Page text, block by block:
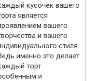
кусочек вашего
является
вашего
и вашего
стиля.
именно это делает
торт
и